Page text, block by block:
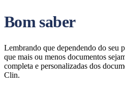
Bom saber
Lembrando que dependendo do seu
que mais ou menos documentos
completa e personalizadas dos
Clin.